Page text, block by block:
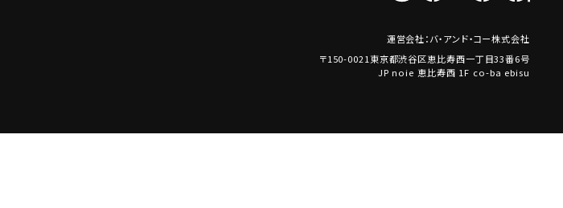
運営会社：バ・アンド・コー株式会社
〒150-0021東京都渋谷区恵比寿西一丁目33番6号
JP noie 恵比寿西 1F co-ba ebisu